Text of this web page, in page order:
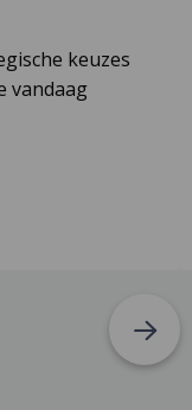
keuzes
vandaag